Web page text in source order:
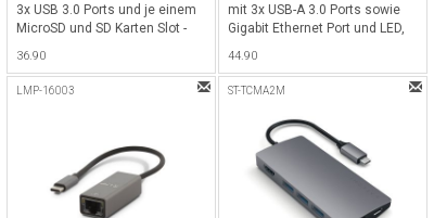
3x USB 3.0 Ports und je einem
MicroSD und SD Karten Slot -
36.90
mit 3x USB-A 3.0 Ports sowie
Gigabit Ethernet Port und LED,
MacBooks & iMacs mit USB-C
Anschluss - Space Gray
44.90
LMP-16003 ST-TCMA2M